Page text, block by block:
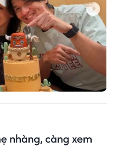
nhàng, càng xem